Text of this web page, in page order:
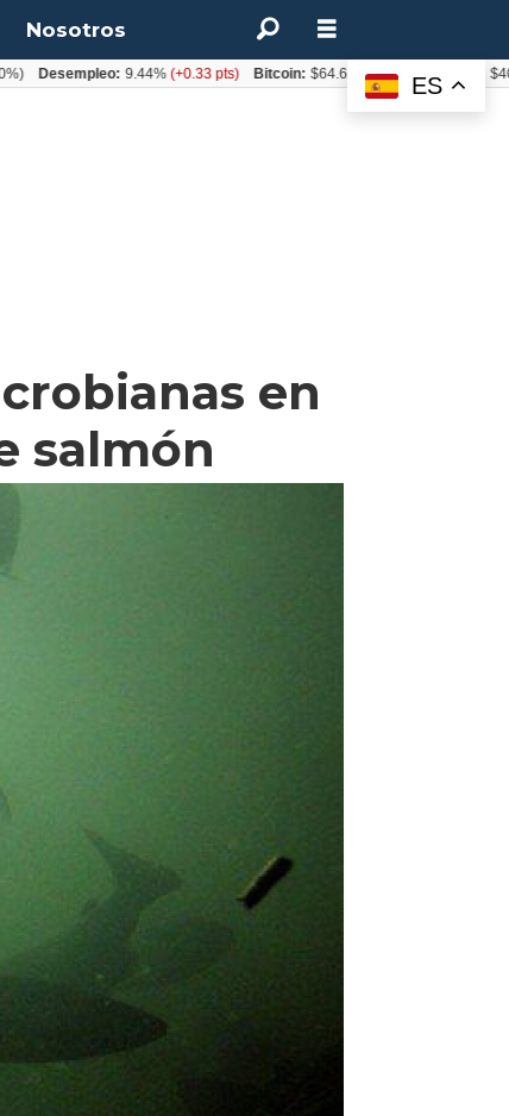
Nosotros
en
salmón
ES
9.44%(+0.33 pts) Bitcoin: $64.600,08(+2.93%)